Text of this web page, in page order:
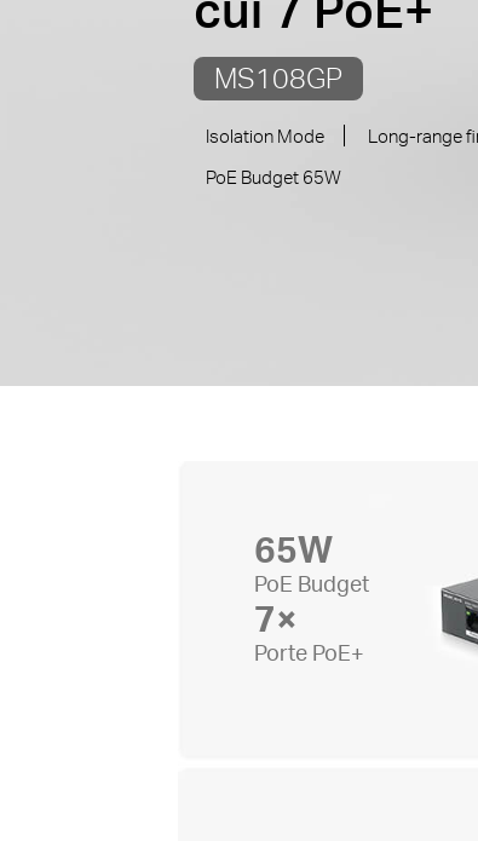
MS108GP
Isolation Mode
Long-range
PoE Budget 65W
65W
PoE Budget
7×
Porte PoE+